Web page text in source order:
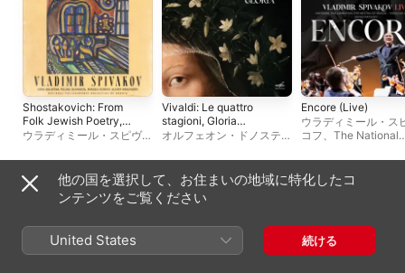
Shostakovich: From
Folk Jewish Poetry,
Op. 79a
ウラディミール・スピヴァ
Philharmonic Orchestra
of Russia
Vivaldi: Le quattro
stagioni, Gloria
(Live)
オルフェオン・ドノスティ
ール・スピヴァコフ、モス
クワ・ヴィルトゥオージ
Encore (Live)
ウラディミール・ス
コフ、 The National
of Russia、モスクワ
ィルトゥオージ
マツーエフ
ライブアルバム
他の国を選択して、お住まいの地域に特化したコ
ンテンツをご覧ください
United States 続ける